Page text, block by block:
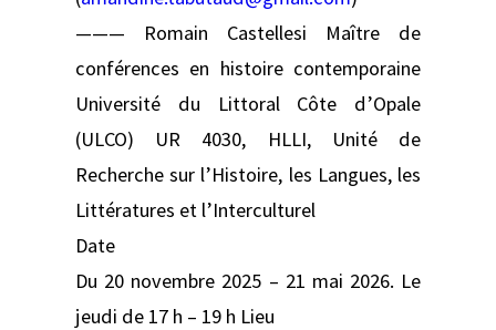
——— Romain Castellesi Maître de
conférences en histoire contemporaine
Université du Littoral Côte d’Opale
(ULCO) UR 4030, HLLI, Unité de
Recherche sur l’Histoire, les Langues, les
Littératures et l’Interculturel
Date
Du 20 novembre 2025 – 21 mai 2026. Le
jeudi de 17 h – 19 h Lieu